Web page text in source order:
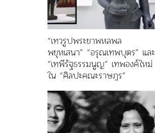
“เทวรูปพระยาพหลพล
พยุหเสนา” “อรุณเทพบุตร” และ
“เทพีรัฐธรรมนูญ” เทพองค์ใหม่
ใน “ศิลปะคณะราษฎร”